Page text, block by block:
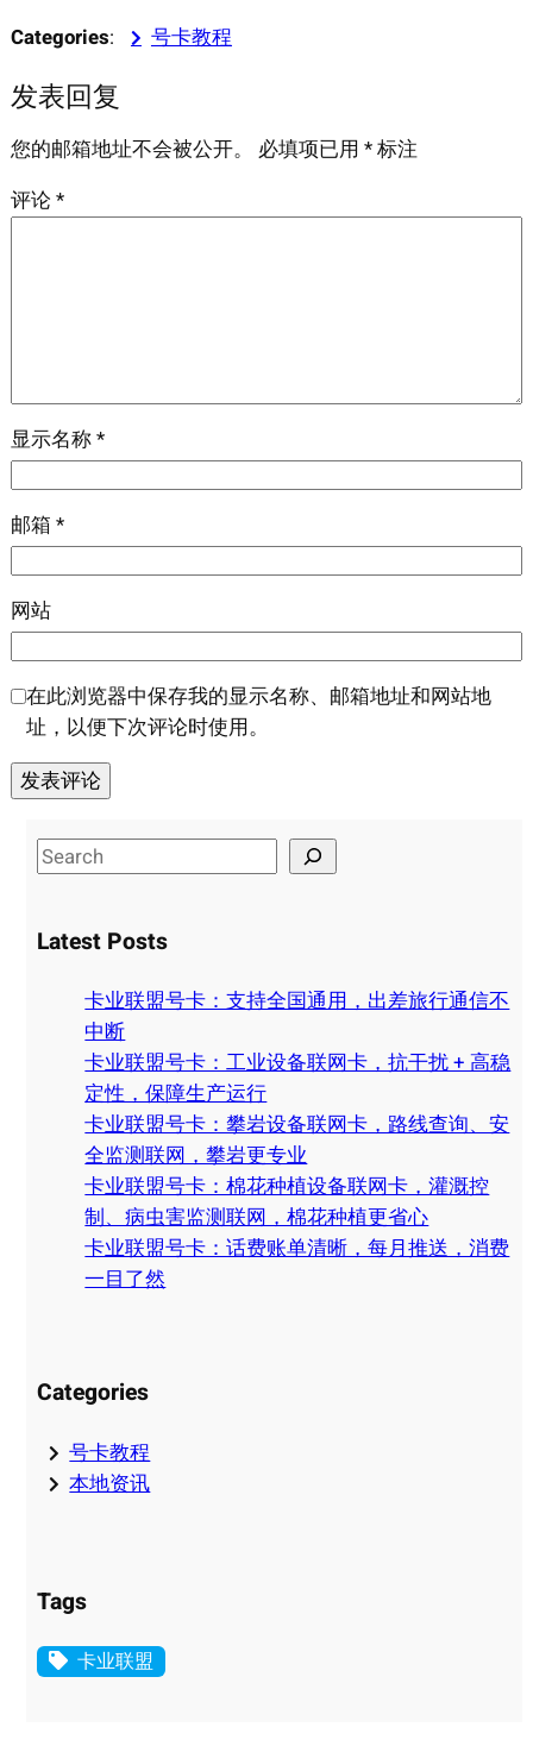
Categories: 号卡教程
发表回复
您的邮箱地址不会被公开。 必填项已用 *标注
评论 *
显示名称*
邮箱 *
网站
在此浏览器中保存我的显示名称、邮箱地址和网站地
址，以便下次评论时使用。
S
e
r
Latest Posts
卡业联盟号卡：支持全国通用，出差旅行通信不
中断
卡业联盟号卡：工业设备联网卡，抗干扰 + 高稳
定性，保障生产运行
卡业联盟号卡：攀岩设备联网卡，路线查询、安
全监测联网，攀岩更专业
卡业联盟号卡：棉花种植设备联网卡，灌溉控
制、病虫害监测联网，棉花种植更省心
卡业联盟号卡：话费账单清晰，每月推送，消费
一目了然
Categories
号卡教程
本地资讯
Tags
卡业联盟